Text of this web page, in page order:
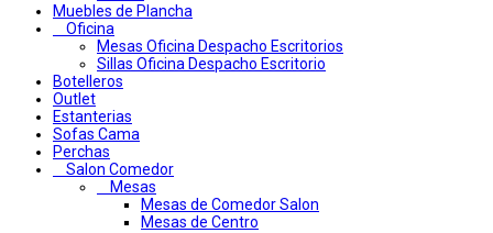
Muebles de Plancha
Oficina
Mesas Oficina Despacho Escritorios
Sillas Oficina Despacho Escritorio
Botelleros
Outlet
Estanterias
Sofas Cama
Perchas
Salon Comedor
Mesas
Mesas de Comedor Salon
Mesas de Centro